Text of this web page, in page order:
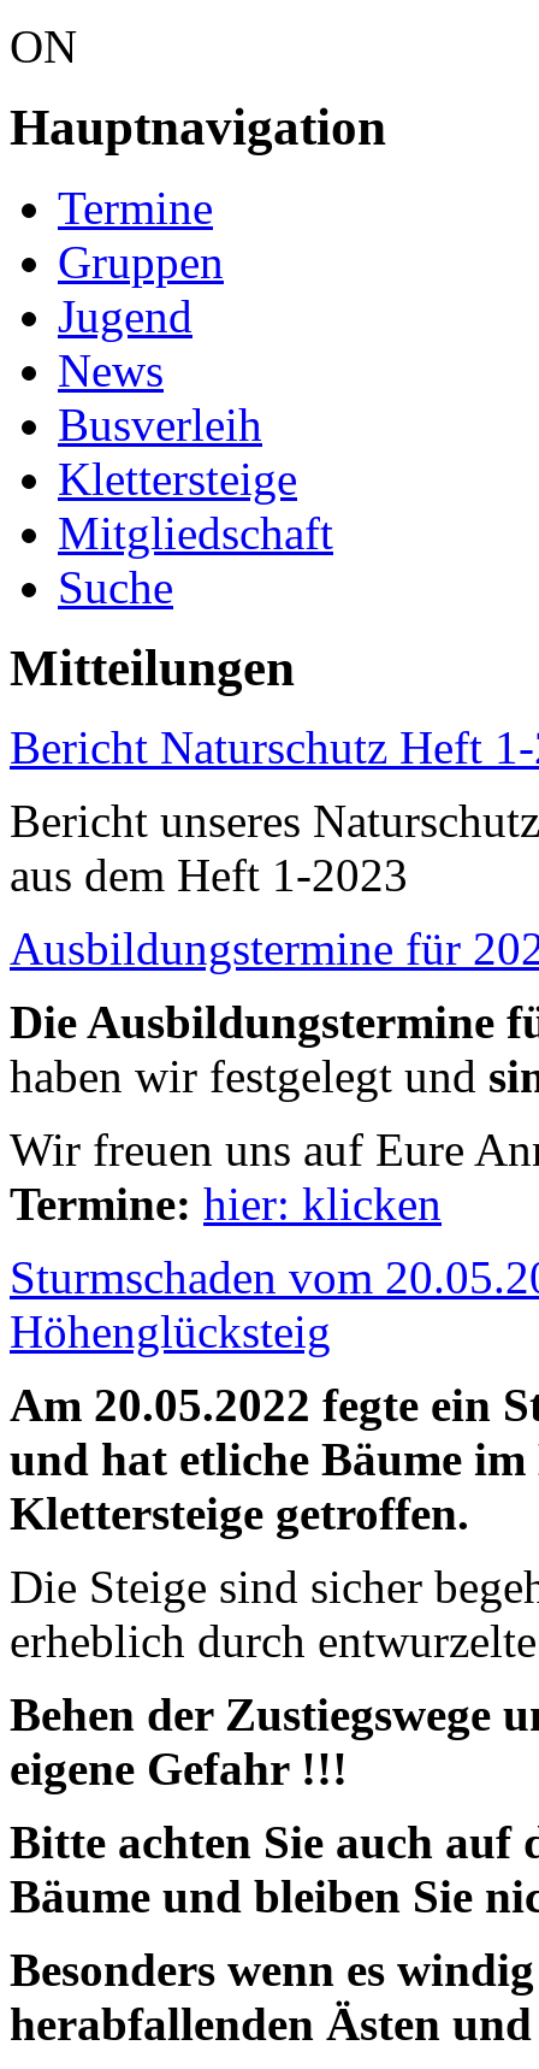
ON
Hauptnavigation
Termine
Gruppen
Jugend
News
Busverleih
Klettersteige
Mitgliedschaft
Suche
Mitteilungen
Bericht Naturschutz Heft
Bericht unseres
aus dem Heft 1-2023
Ausbildungstermine für
Die Ausbildungstermine
haben wir festgelegt und
Wir freuen uns auf Eure
Termine: hier: klicken
Sturmschaden vom
Höhenglücksteig
Am 20.05.2022 fegte ein
und hat etliche Bäume
Klettersteige getroffen.
Die Steige sind sicher
erheblich durch
Behen der Zustiegswege
eigene Gefahr !!!
Bitte achten Sie auch auf
Bäume und bleiben Sie
Besonders wenn es
herabfallenden Ästen